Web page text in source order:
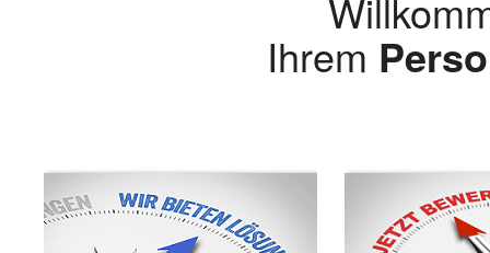
Ihrem